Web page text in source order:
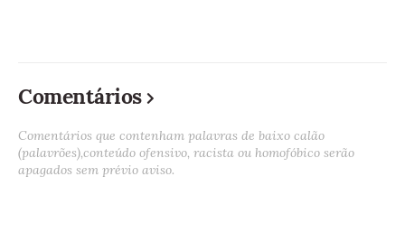
Comentários
Comentários que contenham palavras de baixo calão
(palavrões),conteúdo ofensivo, racista ou homofóbico serão
apagados sem prévio aviso.